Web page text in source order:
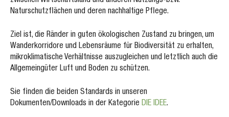
Naturschutzflächen und deren nachhaltige Pflege.
Ziel ist, die Ränder in guten ökologischen Zustand zu bringen, um
Wanderkorridore und Lebensräume für Biodiversität zu erhalten,
mikroklimatische Verhältnisse auszugleichen und letztlich auch die
Allgemeingüter Luft und Boden zu schützen.
Sie finden die beiden Standards in unseren
Dokumenten/Downloads in der Kategorie DIE IDEE.